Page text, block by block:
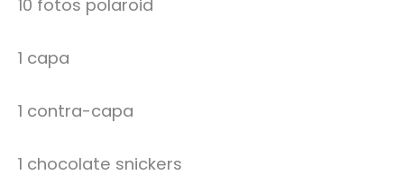
10 fotos polaroid
1 capa
1 contra-capa
1 chocolate snickers